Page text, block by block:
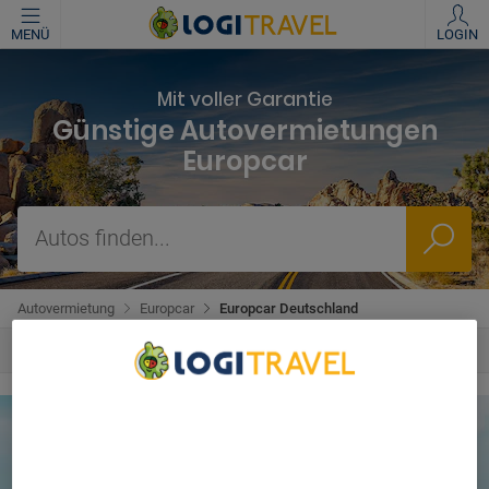
MENÜ LOGIN
Mit voller Garantie
Günstige Autovermietungen
Europcar
Autos finden...
Europcar Deutschland
Europcar
Autovermietung